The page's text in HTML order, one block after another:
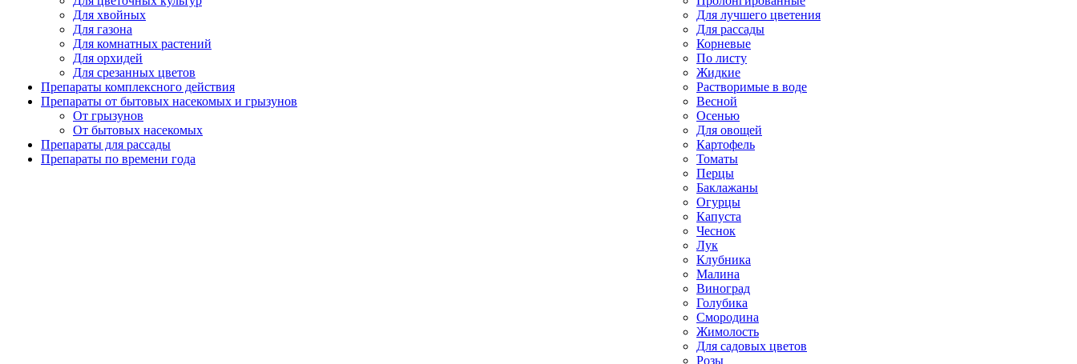
Для хвойных
Для газона
Для комнатных растений
Для орхидей
Для срезанных цветов
Препараты комплексного действия
Препараты от бытовых насекомых и грызунов
От грызунов
От бытовых насекомых
Препараты для рассады
Препараты по времени года
Для лучшего цветения
Для рассады
Корневые
По листу
Жидкие
Растворимые в воде
Весной
Осенью
Для овощей
Картофель
Томаты
Перцы
Баклажаны
Огурцы
Капуста
Чеснок
Лук
Клубника
Малина
Виноград
Голубика
Смородина
Жимолость
Для садовых цветов
Розы